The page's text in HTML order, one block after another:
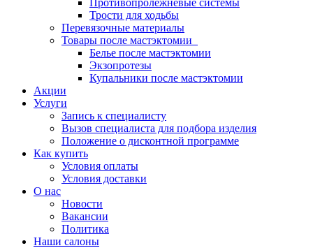
Противопролежневые системы
Трости для ходьбы
Перевязочные материалы
Товары после мастэктомии
Белье после мастэктомии
Экзопротезы
Купальники после мастэктомии
Акции
Услуги
Запись к специалисту
Вызов специалиста для подбора изделия
Положение о дисконтной программе
Как купить
Условия оплаты
Условия доставки
О нас
Новости
Вакансии
Политика
Наши салоны